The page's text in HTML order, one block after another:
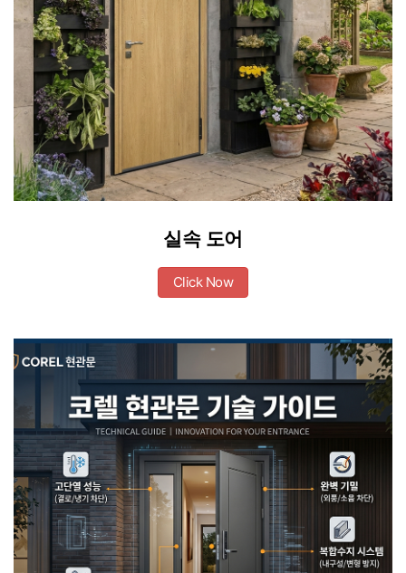
실속 도어
Click Now